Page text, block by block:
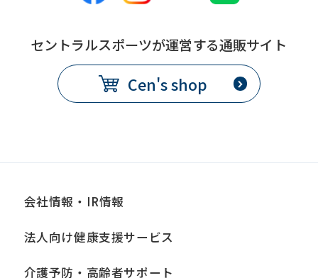
セントラルスポーツが運営する通販サイト
Cen's shop
会社情報・IR情報
法人向け健康支援サービス
介護予防・高齢者サポート